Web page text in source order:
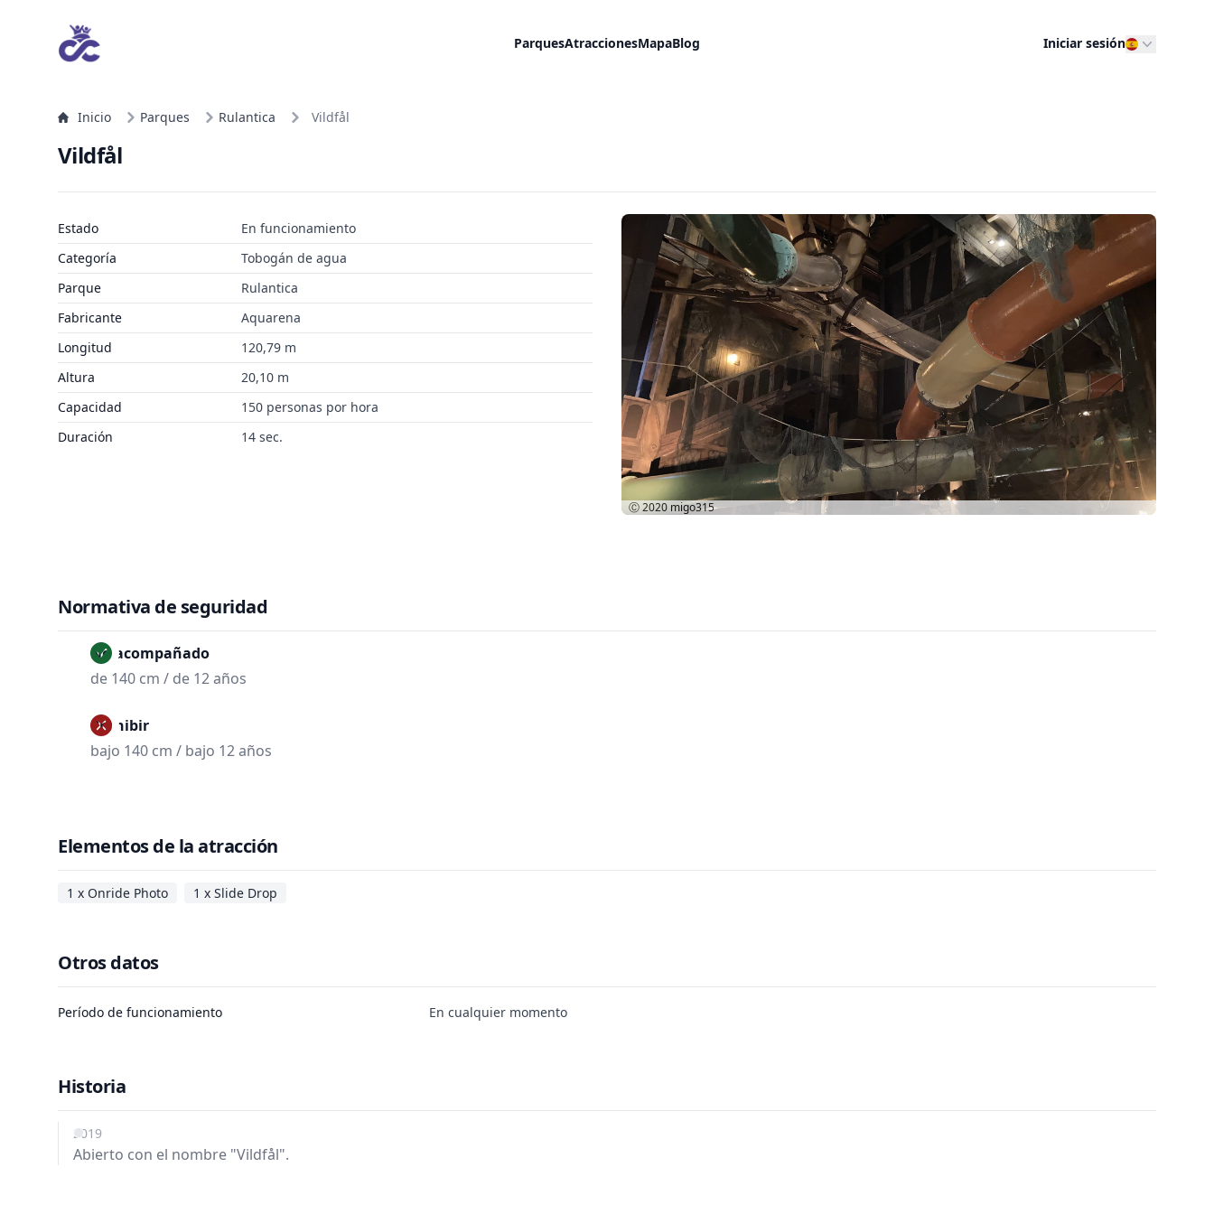
ParquesAtraccionesMapaBlog Iniciar sesión
Inicio Parques Rulantica Vildfål
Vildfål
Estado
En funcionamiento
Categoría
Tobogán de agua
Parque
Rulantica
Fabricante
Aquarena
Longitud
120,79 m
Altura
20,10 m
Capacidad
150 personas por hora
Duración
14 sec.
Ⓒ 2020 migo315
Normativa de seguridad
No acompañado
de 140 cm / de 12 años
Prohibir
bajo 140 cm / bajo 12 años
Elementos de la atracción
1 x Onride Photo 1 x Slide Drop
Otros datos
Período de funcionamiento En cualquier momento
Historia
2019
Abierto con el nombre "Vildfål".